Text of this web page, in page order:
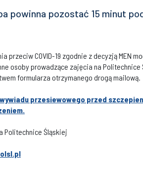
powinna pozostać 15 minut
przeciw COVID-19 zgodnie z decyzją MEN
osoby prowadzące zajęcia na Politechnice
formularza otrzymanego drogą mailową.
przesiewowego przed
Politechnice Śląskiej